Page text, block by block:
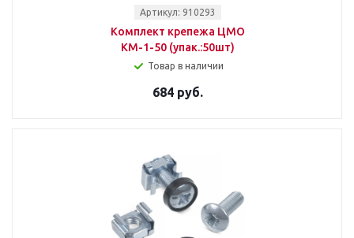
Артикул: 910293
Комплект крепежа ЦМО
КМ-1-50 (упак.:50шт)
Товар в наличии
684 руб.